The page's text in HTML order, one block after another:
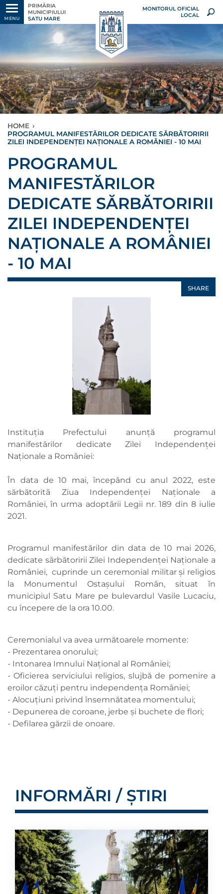
MENU
PRIMĂRIA
MUNICIPIULUI
SATU MARE
MONITORUL OFICIAL
LOCAL
HOME ›
PROGRAMUL MANIFESTĂRILOR DEDICATE SĂRBĂTORIRII
ZILEI INDEPENDENȚEI NAȚIONALE A ROMÂNIEI - 10 MAI
PROGRAMUL
MANIFESTĂRILOR
DEDICATE SĂRBĂTORIRII
ZILEI INDEPENDENȚEI
NAȚIONALE A ROMÂNIEI
- 10 MAI
SHARE
Instituția Prefectului anunță programul
manifestărilor dedicate Zilei Independenței
Naționale a României:
În data de 10 mai, începând cu anul 2022, este
sărbătorită Ziua Independenţei Naţionale a
României, în urma adoptării Legii nr. 189 din 8 iulie
2021.
Programul manifestărilor din data de 10 mai 2026,
dedicate sărbătoririi Zilei Independenței Naționale a
României, cuprinde un ceremonial militar și religios
la Monumentul Ostașului Român, situat în
municipiul Satu Mare pe bulevardul Vasile Lucaciu,
cu începere de la ora 10.00.
Ceremonialul va avea următoarele momente:
- Prezentarea onorului;
- Intonarea Imnului Național al României;
- Oficierea serviciului religios, slujbă de pomenire a
eroilor căzuți pentru independența României;
- Alocuțiuni privind însemnătatea momentului;
- Depunerea de coroane, jerbe și buchete de flori;
- Defilarea gărzii de onoare.
INFORMĂRI / ȘTIRI